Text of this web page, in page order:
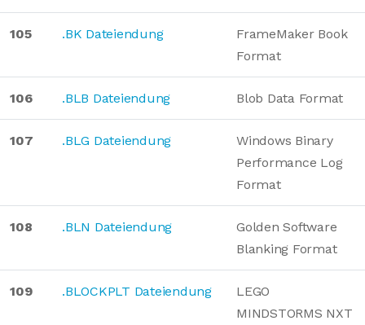
105 .BK Dateiendung
FrameMaker Book
Format
106 .BLB Dateiendung Blob Data Format
107 .BLG Dateiendung
Windows Binary
Performance Log
Format
108 .BLN Dateiendung
Golden Software
Blanking Format
109 .BLOCKPLT Dateiendung
LEGO
MINDSTORMS NXT